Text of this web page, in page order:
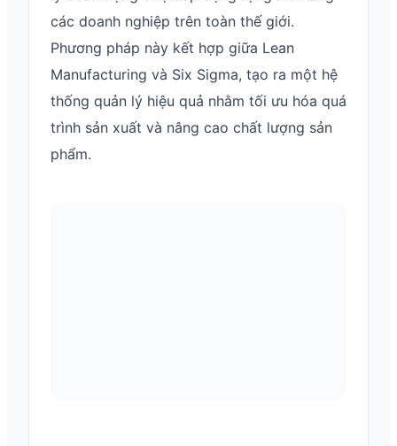
các doanh nghiệp trên toàn thế giới.
Phương pháp này kết hợp giữa Lean
Manufacturing và Six Sigma, tạo ra một hệ
thống quản lý hiệu quả nhằm tối ưu hóa quá
trình sản xuất và nâng cao chất lượng sản
phẩm.